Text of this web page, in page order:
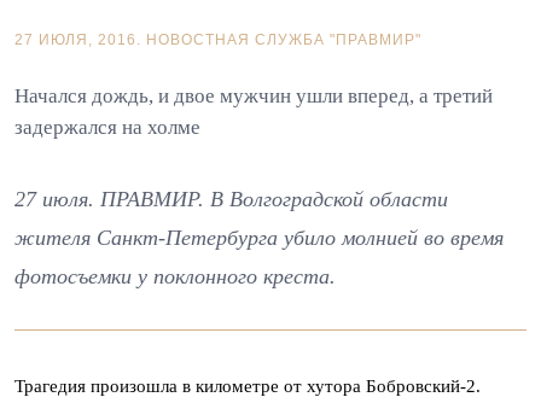
27 ИЮЛЯ, 2016. НОВОСТНАЯ СЛУЖБА "ПРАВМИР"
Начался дождь, и двое мужчин ушли вперед, а третий
задержался на холме
27 июля. ПРАВМИР. В Волгоградской области
жителя Санкт-Петербурга убило молнией во время
фотосъемки у поклонного креста.
Трагедия произошла в километре от хутора Бобровский-2.